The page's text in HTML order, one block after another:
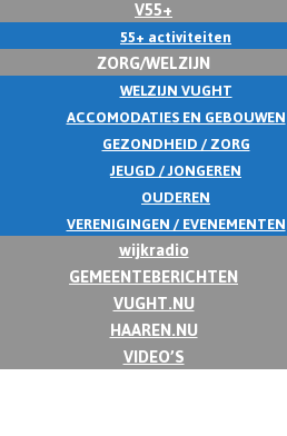
V55+
55+ activiteiten
ZORG/WELZIJN
WELZIJN VUGHT
ACCOMODATIES EN GEBOUWEN
GEZONDHEID / ZORG
JEUGD / JONGEREN
OUDEREN
VERENIGINGEN / EVENEMENTEN
wijkradio
GEMEENTEBERICHTEN
VUGHT.NU
HAAREN.NU
VIDEO’S